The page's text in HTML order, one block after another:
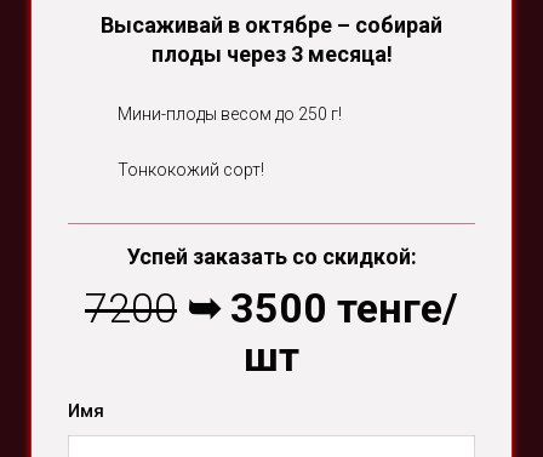
Высаживай в октябре – собирай
плоды через 3 месяца!
Мини-плоды весом до 250 г!
Тонкокожий сорт!
Успей заказать со скидкой:
7200 ➥ 3500 тенге/
шт
Имя